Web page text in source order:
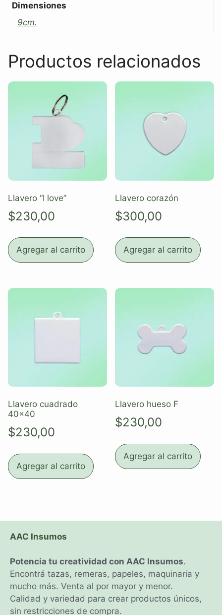
Dimensiones
9cm.
Productos relacionados
Llavero “I love”
$230,00
Agregar al carrito
Llavero corazón
$300,00
Agregar al carrito
Llavero cuadrado
40×40
$230,00
Agregar al carrito
Llavero hueso F
$230,00
Agregar al carrito
AAC Insumos
Potencia tu creatividad con AAC Insumos.
Encontrá tazas, remeras, papeles, maquinaria y
mucho más. Venta al por mayor y menor.
Calidad y variedad para crear productos únicos,
sin restricciones de compra.